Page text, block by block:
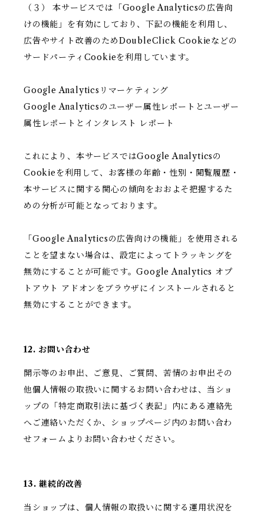
（３） 本サービスでは「Google Analyticsの広告向
けの機能」を有効にしており、下記の機能を利用し、
広告やサイト改善のためDoubleClick Cookieなどの
サードパーティCookieを利用しています。
Google Analyticsリマーケティング
Google Analyticsのユーザー属性レポートとユーザー
属性レポートとインタレスト レポート
これにより、本サービスではGoogle Analyticsの
Cookieを利用して、お客様の年齢・性別・閲覧履歴・
本サービスに関する関心の傾向をおおよそ把握するた
めの分析が可能となっております。
「Google Analyticsの広告向けの機能」を使用される
ことを望まない場合は、設定によってトラッキングを
無効にすることが可能です。Google Analytics オプ
トアウト アドオンをブラウザにインストールされると
無効にすることができます。
12. お問い合わせ
開示等のお申出、ご意見、ご質問、苦情のお申出その
他個人情報の取扱いに関するお問い合わせは、当ショ
ップの「特定商取引法に基づく表記」内にある連絡先
へご連絡いただくか、ショップページ内のお問い合わ
せフォームよりお問い合わせください。
13. 継続的改善
当ショップは、個人情報の取扱いに関する運用状況を